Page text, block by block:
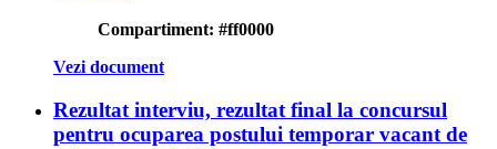
Compartiment: #ff0000
Vezi document
Rezultat interviu, rezultat final la concursul
pentru ocuparea postului temporar vacant de